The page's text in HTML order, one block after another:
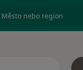
Město nebo region